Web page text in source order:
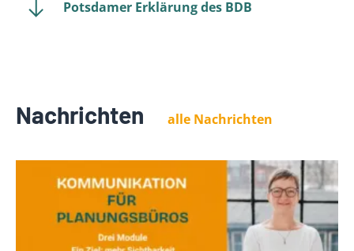
Potsdamer Erklärung des BDB
Nachrichten alle Nachrichten